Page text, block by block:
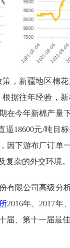
新疆地区棉花
据往年经验，
在今年新棉产量
逼18600元/吨目
因下游布厂订单
复杂的外交环境。
限公司高级分
2016年、2017年
届、第十一届最佳